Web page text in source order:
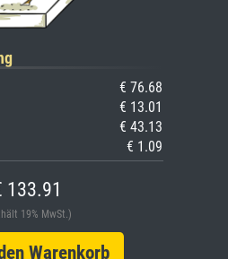
€ 76.68
€ 13.01
€ 43.13
€ 1.09
133.91
19% MwSt.)
Warenkorb